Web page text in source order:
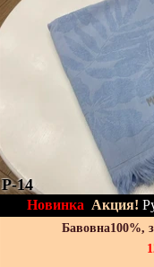
P-14
Новинка Акция!
Бавовна100%,